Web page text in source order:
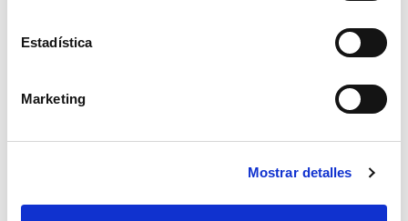
Estadística
Marketing
Mostrar detalles
transición energética mediante la
digitalización y monitorización de
activos a tiempo real